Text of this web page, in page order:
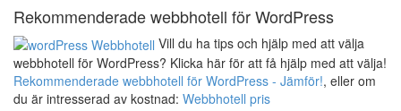
Rekommenderade webbhotell för WordPress
Vill du ha tips och hjälp med att välja
webbhotell för WordPress? Klicka här för att få hjälp med att välja!
Rekommenderade webbhotell för WordPress - Jämför!, eller om
du är intresserad av kostnad: Webbhotell pris